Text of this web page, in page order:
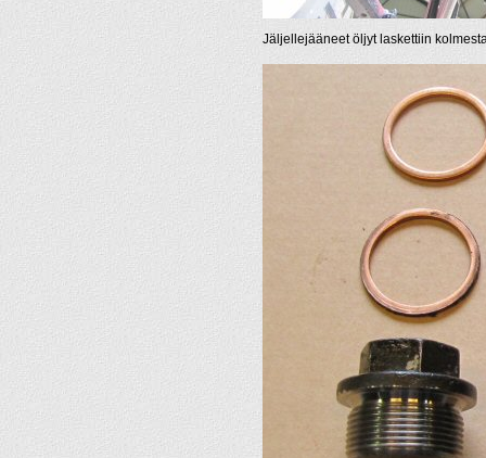
Jäljellejääneet öljyt laskettiin